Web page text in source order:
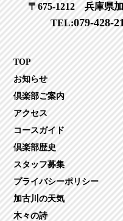
〒675-1212 兵庫県
TEL:079-428-
TOP
お知らせ
倶楽部ご案内
アクセス
コースガイド
倶楽部歴史
スタッフ募集
プライバシーポリシー
加古川の天気
木々の詩